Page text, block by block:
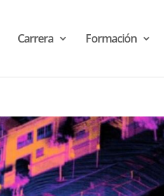
Carrera Formación